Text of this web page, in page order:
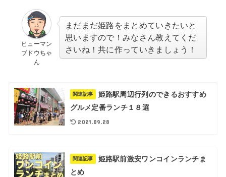
ヒューマン
ブドウちゃ
ん
まだまだ姫路をまとめていきたいと
思いますので！みなさん教えてくだ
さいね！共に作っていきましょう！
関連記事
姫路駅周辺行列のできるおすすめ
グルメ定番ランチ１８選
2021.09.28
関連記事
姫路駅前激安ワンコインランチま
とめ